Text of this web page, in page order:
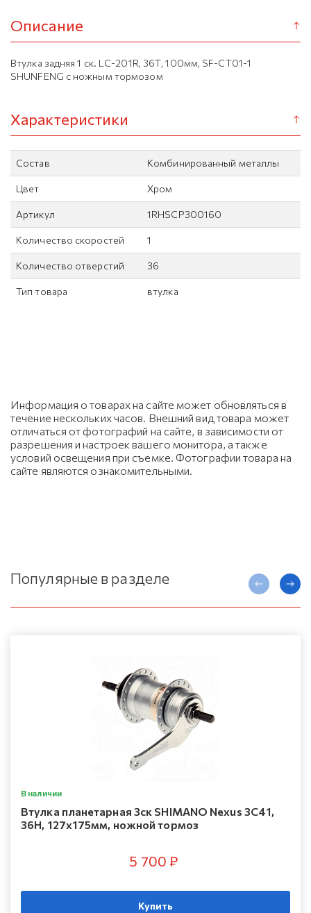
Описание
Втулка задняя 1 ск. LC-201R, 36Т, 100мм, SF-CT01-1
SHUNFENG с ножным тормозом
Характеристики
Состав Комбинированный металлы
Цвет Хром
Артикул 1RHSCP300160
Количество скоростей 1
Количество отверстий 36
Тип товара втулка
Информация о товарах на сайте может обновляться в
течение нескольких часов. Внешний вид товара может
отличаться от фотографий на сайте, в зависимости от
разрешения и настроек вашего монитора, а также
условий освещения при съемке. Фотографии товара на
сайте являются ознакомительными.
Популярные в разделе
В наличии
Втулка планетарная 3ск SHIMANO Nexus 3C41,
36H, 127x175мм, ножной тормоз
5 700 ₽
Купить